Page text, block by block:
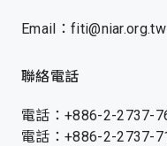
Email：fiti@niar.org.tw
聯絡電話
電話：+886-2-2737-
電話：+886-2-2737-